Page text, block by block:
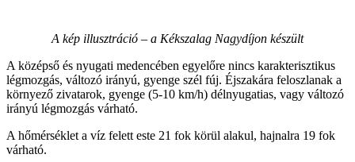
A kép illusztráció – a Kékszalag Nagydíjon készült
A középső és nyugati medencében egyelőre nincs karakterisztikus
légmozgás, változó irányú, gyenge szél fúj. Éjszakára feloszlanak a
környező zivatarok, gyenge (5-10 km/h) délnyugatias, vagy változó
irányú légmozgás várható.
A hőmérséklet a víz felett este 21 fok körül alakul, hajnalra 19 fok
várható.